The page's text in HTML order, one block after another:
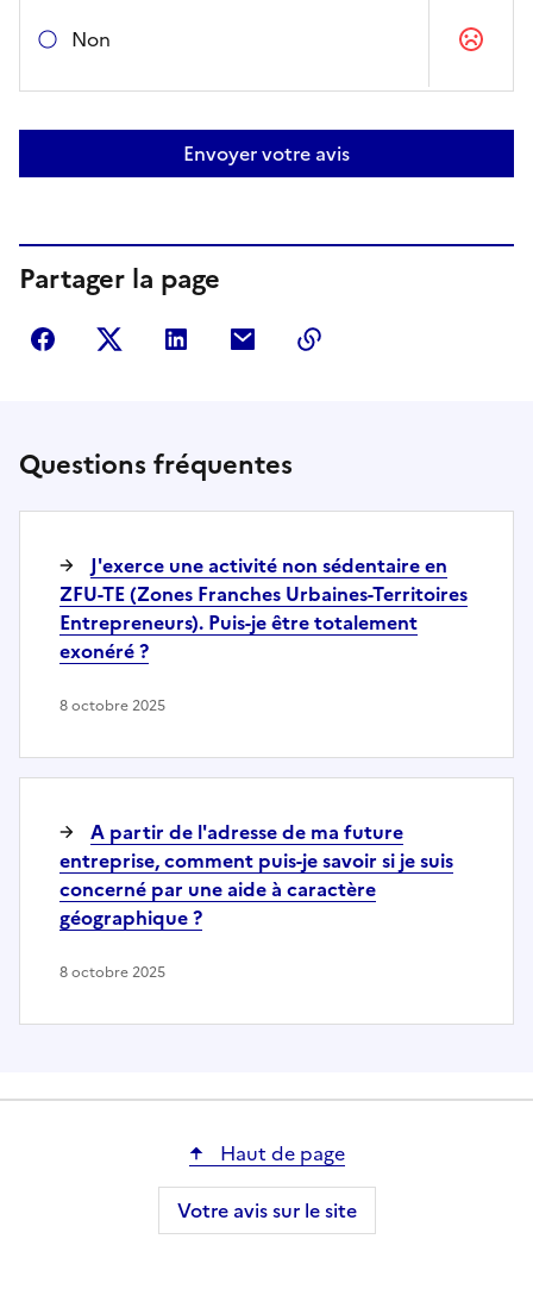
Non
Envoyer votre avis
Partager la page
Partager sur Facebook
Partager sur Twitter
Partager sur LinkedIn
Partager par courriel
Questions fréquentes
J'exerce une activité non sédentaire en
ZFU-TE (Zones Franches Urbaines-Territoires
Entrepreneurs). Puis-je être totalement
exonéré ?
8 octobre 2025
A partir de l'adresse de ma future
entreprise, comment puis-je savoir si je suis
concerné par une aide à caractère
géographique ?
8 octobre 2025
Haut de page
Votre avis sur le site